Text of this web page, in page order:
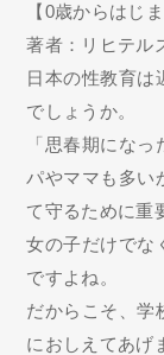
【0歳からはじ
著者：リヒテル
日本の性教育は
でしょうか。
「思春期にな
パやママも多い
て守るために重
女の子だけでな
ですよね。
だからこそ、学
におしえてあげ